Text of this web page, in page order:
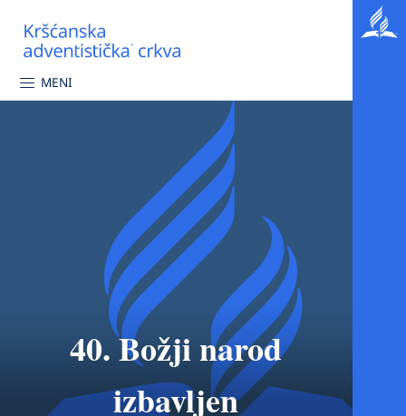
MENI
40. Božji narod
izbavljen